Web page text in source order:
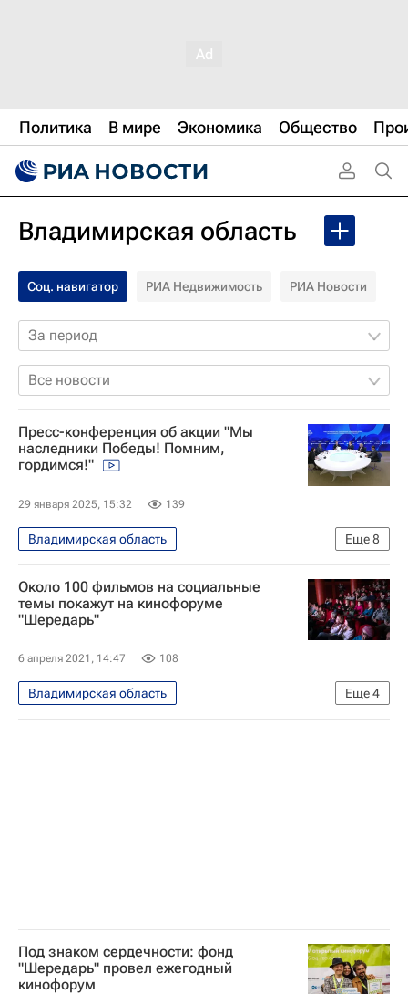
Политика В мире Экономика Общество
Владимирская область
Соц. навигатор РИА Недвижимость РИА Новости
За период
Все новости
Пресс-конференция об акции "Мы
наследники Победы! Помним,
гордимся!"
29 января 2025, 15:32 139
Еще8
Владимирская область
Социальный навигатор
Орловская область
Калужская область
Ольга Васильева
Российская академия образования
Москва
Детские вопросы
Около 100 фильмов на социальные
темы покажут на кинофоруме
"Шередарь"
6 апреля 2021, 14:47 108
Еще4
Владимирская область
Жизнь без преград
Ирина Розанова
Под знаком сердечности: фонд
"Шередарь" провел ежегодный
кинофорум